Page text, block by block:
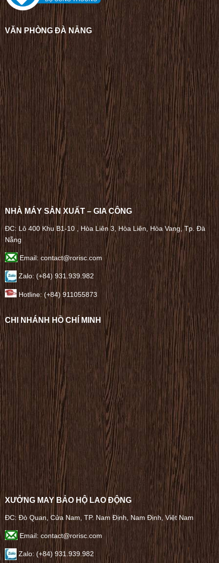
VĂN PHÒNG ĐÀ NẴNG
NHÀ MÁY SẢN XUẤT – GIA CÔNG
ĐC: Lô 400 Khu B1-10 , Hòa Liên 3, Hòa Liên, Hòa Vang, Tp. Đà
Nẵng
Email: contact@rorisc.com
Zalo: (+84) 931.939.982
Hotline: (+84) 911055873
CHI NHÁNH HỒ CHÍ MINH
XƯỞNG MAY BẢO HỘ LAO ĐỘNG
ĐC: Đò Quan, Cửa Nam, TP. Nam Định, Nam Định, Việt Nam
Email: contact@rorisc.com
Zalo: (+84) 931.939.982